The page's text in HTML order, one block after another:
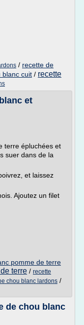
/ recette de
blanc cuit / recette
et
terre épluchées et
suer dans de la
et laissez
Ajoutez un filet
pomme de terre
terre / recette
chou blanc lardons /
de chou blanc